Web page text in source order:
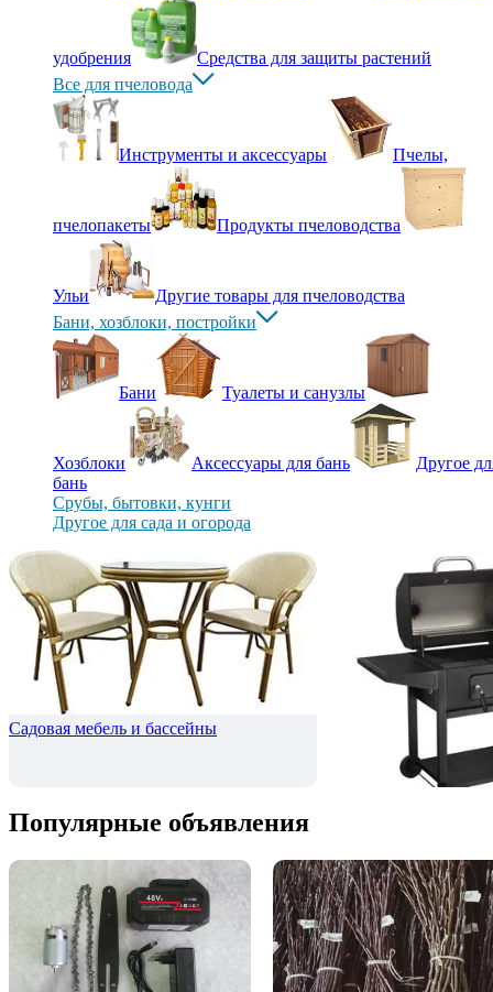
удобрения
Средства для защиты растений
Все для пчеловода
Инструменты и аксессуары Пчелы,
пчелопакеты Продукты пчеловодства
Ульи
Другие товары для пчеловодства
Бани, хозблоки, постройки
Бани Туалеты и санузлы
Хозблоки Аксессуары для бань
Другое
бань
Срубы, бытовки, кунги
Другое для сада и огорода
Садовая мебель и бассейны
Популярные объявления